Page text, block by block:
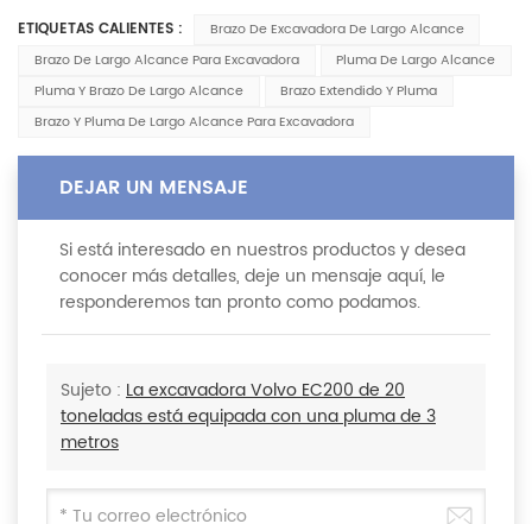
ETIQUETAS CALIENTES :
Brazo De Excavadora De Largo Alcance
Brazo De Largo Alcance Para Excavadora
Pluma De Largo Alcance
Pluma Y Brazo De Largo Alcance
Brazo Extendido Y Pluma
Brazo Y Pluma De Largo Alcance Para Excavadora
DEJAR UN MENSAJE
Si está interesado en nuestros productos y desea
conocer más detalles, deje un mensaje aquí, le
responderemos tan pronto como podamos.
Sujeto : La excavadora Volvo EC200 de 20
toneladas está equipada con una pluma de 3
metros